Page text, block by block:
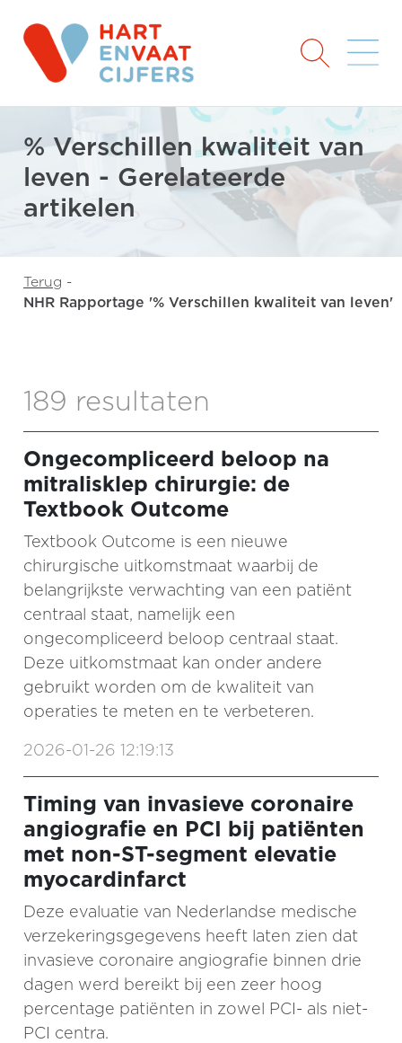
% Verschillen kwaliteit van
leven - Gerelateerde
artikelen
Terug -
NHR Rapportage '% Verschillen kwaliteit van leven'
189 resultaten
Ongecompliceerd beloop na
mitralisklep chirurgie: de
Textbook Outcome
Textbook Outcome is een nieuwe
chirurgische uitkomstmaat waarbij de
belangrijkste verwachting van een patiënt
centraal staat, namelijk een
ongecompliceerd beloop centraal staat.
Deze uitkomstmaat kan onder andere
gebruikt worden om de kwaliteit van
operaties te meten en te verbeteren.
2026-01-26 12:19:13
Timing van invasieve coronaire
angiografie en PCI bij patiënten
met non-ST-segment elevatie
myocardinfarct
Deze evaluatie van Nederlandse medische
verzekeringsgegevens heeft laten zien dat
invasieve coronaire angiografie binnen drie
dagen werd bereikt bij een zeer hoog
percentage patiënten in zowel PCI- als niet-
PCI centra.